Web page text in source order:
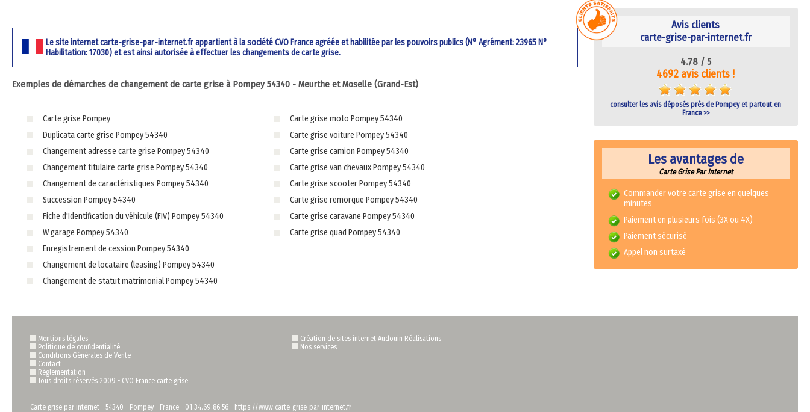
Le site internet carte-grise-par-internet.fr appartient à la société CVO France agréée et habilitée par les pouvoirs publics (N° Agrément: 23965 N°
Habilitation: 17030) et est ainsi autorisée à effectuer les changements de carte grise.
Exemples de démarches de changement de carte grise à Pompey 54340 - Meurthe et Moselle (Grand-Est)
Carte grise Pompey
Duplicata carte grise Pompey 54340
Changement adresse carte grise Pompey 54340
Changement titulaire carte grise Pompey 54340
Changement de caractéristiques Pompey 54340
Succession Pompey 54340
Fiche d'Identification du véhicule (FIV) Pompey 54340
W garage Pompey 54340
Enregistrement de cession Pompey 54340
Changement de locataire (leasing) Pompey 54340
Changement de statut matrimonial Pompey 54340
Carte grise moto Pompey 54340
Carte grise voiture Pompey 54340
Carte grise camion Pompey 54340
Carte grise van chevaux Pompey 54340
Carte grise scooter Pompey 54340
Carte grise remorque Pompey 54340
Carte grise caravane Pompey 54340
Carte grise quad Pompey 54340
Avis clients
carte-grise-par-internet.fr
4.78 / 5
4692 avis clients !
consulter les avis déposés près de Pompey et partout en
France >>
Les avantages de
Carte Grise Par Internet
Commander votre carte grise en quelques
minutes
Paiement en plusieurs fois (3X ou 4X)
Paiement sécurisé
Appel non surtaxé
Mentions légales
Politique de confidentialité
Conditions Générales de Vente
Contact
Règlementation
Tous droits réservés 2009 - CVO France carte grise
Création de sites internet Audouin Réalisations
Nos services
Carte grise par internet - 54340 - Pompey - France - 01.34.69.86.56 - https://www.carte-grise-par-internet.fr